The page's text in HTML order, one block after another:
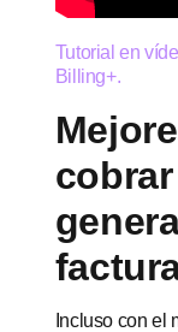
Tutorial en
Billing+.
Incluso con el